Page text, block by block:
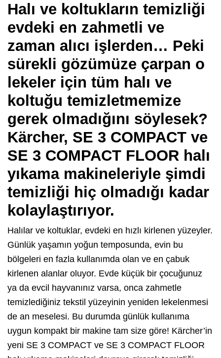
Halı ve koltukların temizliği
evdeki en zahmetli ve
zaman alıcı işlerden… Peki
sürekli gözümüze çarpan o
lekeler için tüm halı ve
koltuğu temizletmemize
gerek olmadığını söylesek?
Kärcher, SE 3 COMPACT ve
SE 3 COMPACT FLOOR halı
yıkama makineleriyle şimdi
temizliği hiç olmadığı kadar
kolaylaştırıyor.
Halılar ve koltuklar, evdeki en hızlı kirlenen yüzeyler.
Günlük yaşamın yoğun temposunda, evin bu
bölgeleri en fazla kullanımda olan ve en çabuk
kirlenen alanlar oluyor. Evde küçük bir çocuğunuz
ya da evcil hayvanınız varsa, onca zahmetle
temizlediğiniz tekstil yüzeyinin yeniden lekelenmesi
de an meselesi. Bu durumda günlük kullanıma
uygun kompakt bir makine tam size göre! Kärcher’in
yeni SE 3 COMPACT ve SE 3 COMPACT FLOOR